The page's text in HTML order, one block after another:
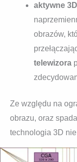
aktywne 3D
obrazów,
telewizora
Ze względu na
obrazu, oraz
technologia 3D